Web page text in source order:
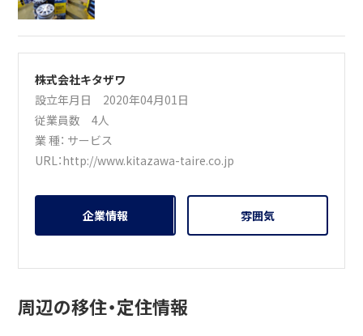
株式会社キタザワ
設立年月日 2020年04月01日
従業員数 4人
業 種： サービス
URL：http://www.kitazawa-taire.co.jp
企業情報 雰囲気
周辺の移住・定住情報